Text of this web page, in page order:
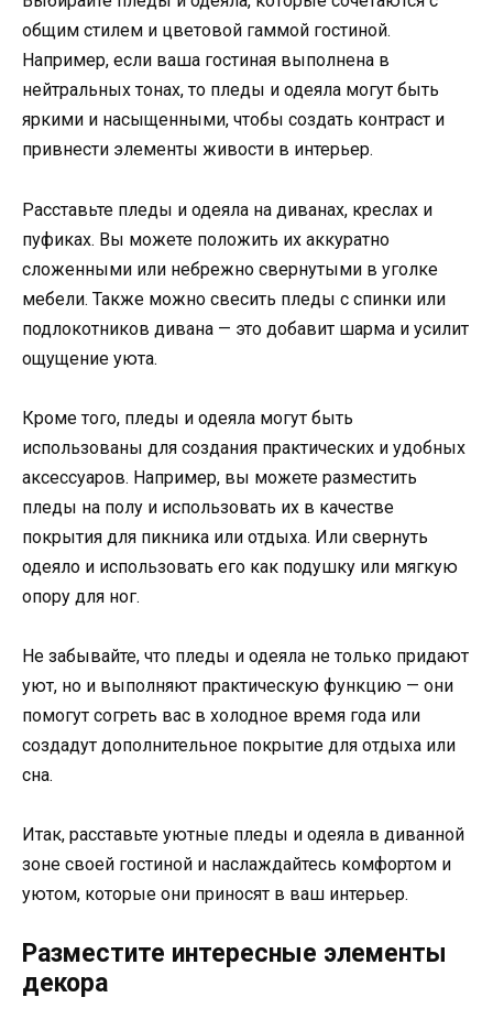
общим стилем и цветовой гаммой гостиной.
Например, если ваша гостиная выполнена в
нейтральных тонах, то пледы и одеяла могут быть
яркими и насыщенными, чтобы создать контраст и
привнести элементы живости в интерьер.
Расставьте пледы и одеяла на диванах, креслах и
пуфиках. Вы можете положить их аккуратно
сложенными или небрежно свернутыми в уголке
мебели. Также можно свесить пледы с спинки или
подлокотников дивана — это добавит шарма и усилит
ощущение уюта.
Кроме того, пледы и одеяла могут быть
использованы для создания практических и удобных
аксессуаров. Например, вы можете разместить
пледы на полу и использовать их в качестве
покрытия для пикника или отдыха. Или свернуть
одеяло и использовать его как подушку или мягкую
опору для ног.
Не забывайте, что пледы и одеяла не только придают
уют, но и выполняют практическую функцию — они
помогут согреть вас в холодное время года или
создадут дополнительное покрытие для отдыха или
сна.
Итак, расставьте уютные пледы и одеяла в диванной
зоне своей гостиной и наслаждайтесь комфортом и
уютом, которые они приносят в ваш интерьер.
Разместите интересные элементы
декора